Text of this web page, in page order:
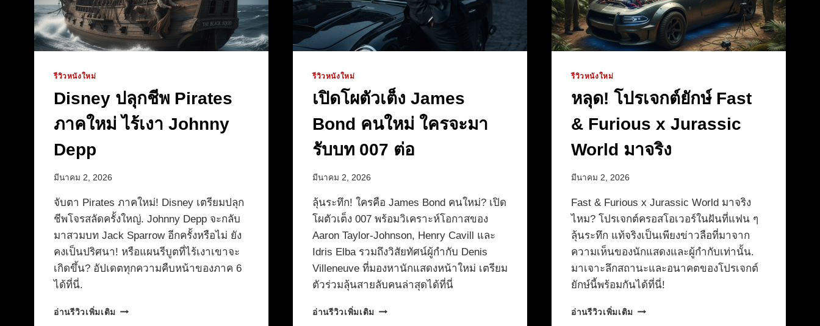
รีวิวหนังใหม่
Disney ปลุกชีพ Pirates
ภาคใหม่ ไร้เงา Johnny
Depp
มีนาคม 2, 2026
จับตา Pirates ภาคใหม่! Disney เตรียมปลุก
ชีพโจรสลัดครั้งใหญ่. Johnny Depp จะกลับ
มาสวมบท Jack Sparrow อีกครั้งหรือไม่ ยัง
คงเป็นปริศนา! หรือแผนรีบูตที่ไร้เงาเขาจะ
เกิดขึ้น? อัปเดตทุกความคืบหน้าของภาค 6
ได้ที่นี่.
อ่านรีวิวเพิ่มเติม DISNEY
รีวิวหนังใหม่
เปิดโผตัวเต็ง James
Bond คนใหม่ ใครจะมา
รับบท 007 ต่อ
มีนาคม 2, 2026
ลุ้นระทึก! ใครคือ James Bond คนใหม่? เปิด
โผตัวเต็ง 007 พร้อมวิเคราะห์โอกาสของ
Aaron Taylor-Johnson, Henry Cavill และ
Idris Elba รวมถึงวิสัยทัศน์ผู้กำกับ Denis
Villeneuve ที่มองหานักแสดงหน้าใหม่ เตรียม
ตัวร่วมลุ้นสายลับคนล่าสุดได้ที่นี่
อ่านรีวิวเพิ่มเติม เปิด
รีวิวหนังใหม่
หลุด! โปรเจกต์ยักษ์ Fast
& Furious x Jurassic
World มาจริง
มีนาคม 2, 2026
Fast & Furious x Jurassic World มาจริง
ไหม? โปรเจกต์ครอสโอเวอร์ในฝันที่แฟน ๆ
ลุ้นระทึก แท้จริงเป็นเพียงข่าวลือที่มาจาก
ความเห็นของนักแสดงและผู้กำกับเท่านั้น.
มาเจาะลึกสถานะและอนาคตของโปรเจกต์
ยักษ์นี้พร้อมกันได้ที่นี่!
อ่านรีวิวเพิ่มเติม หลุด!